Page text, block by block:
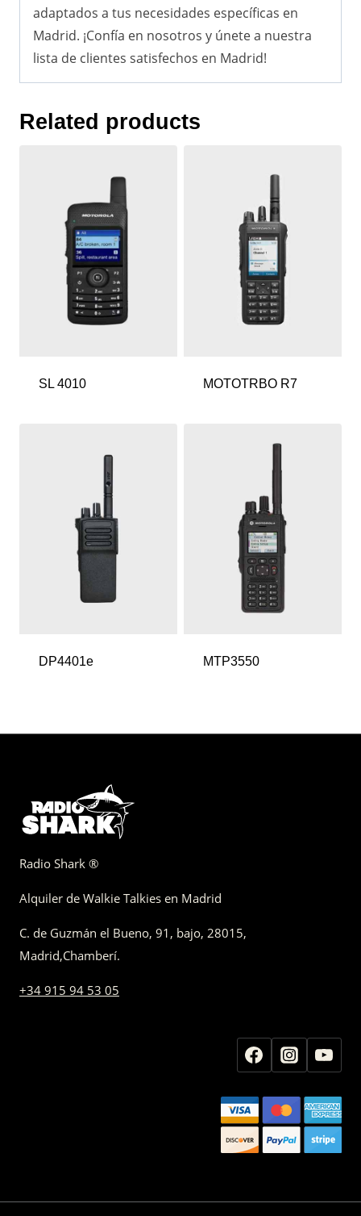
adaptados a tus necesidades específicas en
Madrid. ¡Confía en nosotros y únete a nuestra
lista de clientes satisfechos en Madrid!
Related products
SL 4010 MOTOTRBO R7
DP4401e MTP3550
Radio Shark ®
Alquiler de Walkie Talkies en Madrid
C. de Guzmán el Bueno, 91, bajo, 28015,
Madrid,Chamberí.
+34 915 94 53 05